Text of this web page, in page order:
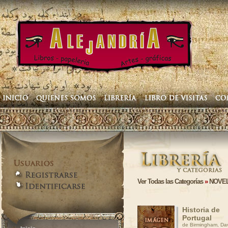
Ver Todas las Categorías»
Historia de
Portugal
de Birmingham,